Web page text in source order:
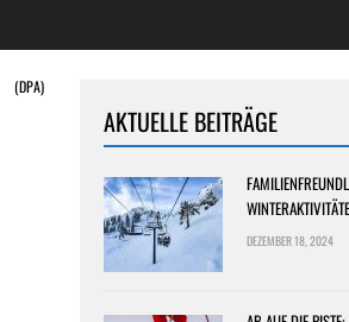
(DPA)
AKTUELLE BEITRÄGE
DEZEMBER 18, 2024